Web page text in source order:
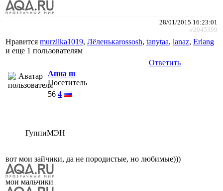
28/01/2015 16:23:01
#2045399
Нравится murzilka1019, Лёленькаrossosh, tanytaa, lanaz, Erlang
и еще 1 пользователям
Ответить
Анна ш
Посетитель
56 4
ГуппиМЭН
вот мои зайчики, да не породистые, но любимые)))
мои мальчики